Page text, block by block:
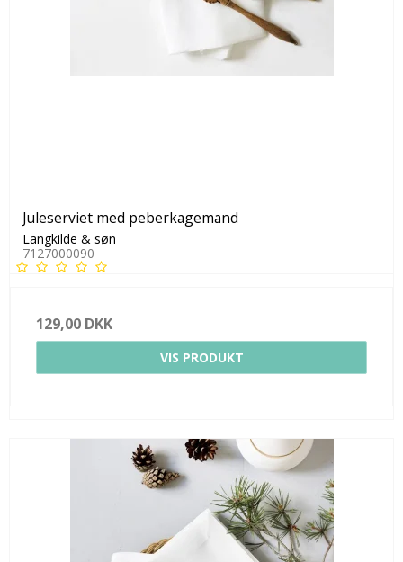
Juleserviet med peberkagemand
Langkilde & søn
7127000090
129,00 DKK
VIS PRODUKT